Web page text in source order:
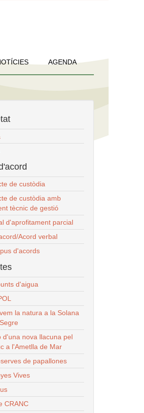
AGENDA
de custòdia
de custòdia amb
tècnic de gestió
d'aprofitament parcial
Acord verbal
d'acords
d'aigua
la natura a la Solana
d'una nova llacuna pel
a l'Ametlla de Mar
de papallones
Vives
CRANC